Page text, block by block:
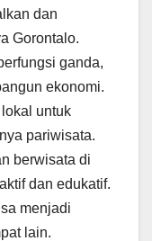
dan
Gorontalo.
ganda,
ekonomi.
untuk
pariwisata.
berwisata di
dan edukatif.
menjadi
lain.